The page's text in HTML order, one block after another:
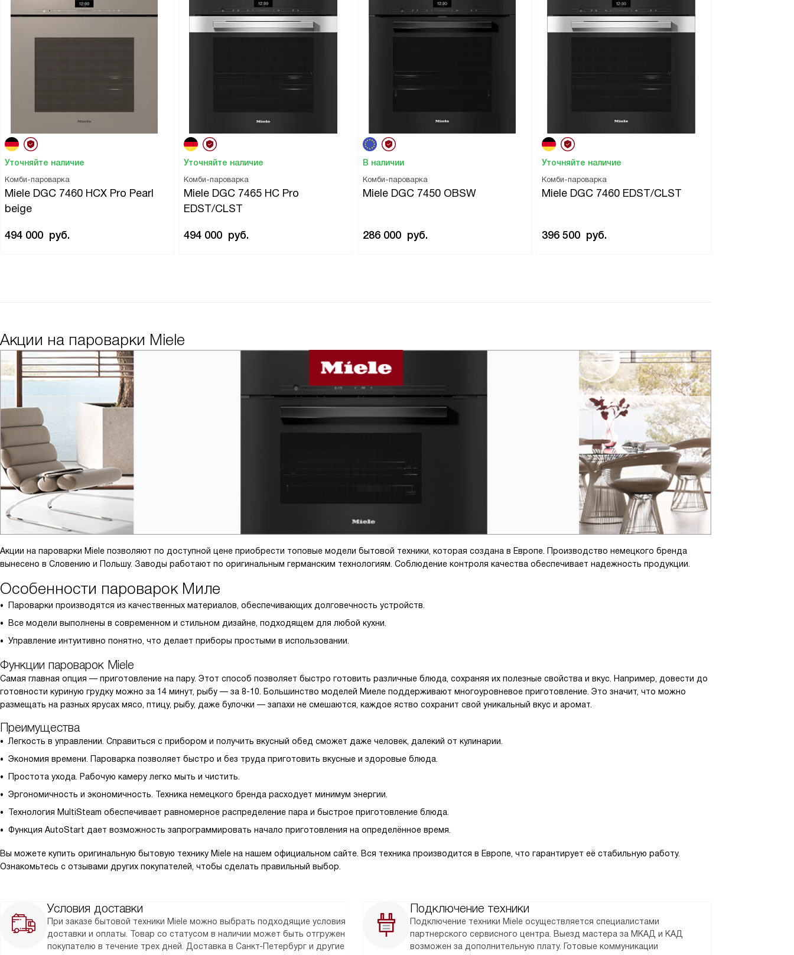
Комби-пароварка
Miele DGC 7460 HCX Pro Pearl
beige
Уточняйте наличие
494 000 руб.
Комби-пароварка
Miele DGC 7465 HC Pro
EDST/CLST
Уточняйте наличие
494 000 руб.
Комби-пароварка
Miele DGC 7450 OBSW
В наличии
286 000 руб.
Комби-пароварка
Miele DGC 7460 EDST/CLST
Уточняйте наличие
396 500 руб.
Акции на пароварки Miele
Акции на пароварки Miele позволяют по доступной цене приобрести топовые модели бытовой техники, которая создана в Европе. Производство немецкого бренда
вынесено в Словению и Польшу. Заводы работают по оригинальным германским технологиям. Соблюдение контроля качества обеспечивает надежность продукции.
Особенности пароварок Миле
Пароварки производятся из качественных материалов, обеспечивающих долговечность устройств.
Все модели выполнены в современном и стильном дизайне, подходящем для любой кухни.
Управление интуитивно понятно, что делает приборы простыми в использовании.
Функции пароварок Miele
Самая главная опция — приготовление на пару. Этот способ позволяет быстро готовить различные блюда, сохраняя их полезные свойства и вкус. Например, довести до
готовности куриную грудку можно за 14 минут, рыбу — за 8-10. Большинство моделей Миеле поддерживают многоуровневое приготовление. Это значит, что можно
размещать на разных ярусах мясо, птицу, рыбу, даже булочки — запахи не смешаются, каждое яство сохранит свой уникальный вкус и аромат.
Преимущества
Легкость в управлении. Справиться с прибором и получить вкусный обед сможет даже человек, далекий от кулинарии.
Экономия времени. Пароварка позволяет быстро и без труда приготовить вкусные и здоровые блюда.
Простота ухода. Рабочую камеру легко мыть и чистить.
Эргономичность и экономичность. Техника немецкого бренда расходует минимум энергии.
Технология MultiSteam обеспечивает равномерное распределение пара и быстрое приготовление блюда.
Функция AutoStart дает возможность запрограммировать начало приготовления на определённое время.
Вы можете купить оригинальную бытовую технику Miele на нашем официальном сайте. Вся техника производится в Европе, что гарантирует её стабильную работу.
Ознакомьтесь с отзывами других покупателей, чтобы сделать правильный выбор.
Условия доставки
При заказе бытовой техники Miele можно выбрать подходящие условия
доставки и оплаты. Товар со статусом в наличии может быть отгружен
покупателю в течение трех дней. Доставка в Санкт-Петербург и другие
Подключение техники
Подключение техники Miele осуществляется специалистами
партнерского сервисного центра. Выезд мастера за МКАД и КАД
возможен за дополнительную плату. Готовые коммуникации